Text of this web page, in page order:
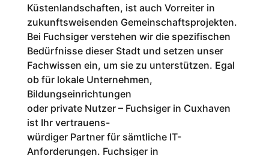
Küstenlandschaften, ist auch Vorreiter in
zukunftsweisenden Gemeinschaftsprojekten.
Bei Fuchsiger verstehen wir die spezifischen
Bedürfnisse dieser Stadt und setzen unser
Fachwissen ein, um sie zu unterstützen. Egal
ob für lokale Unternehmen,
Bildungseinrichtungen
oder private Nutzer – Fuchsiger in Cuxhaven
ist Ihr vertrauens-
würdiger Partner für sämtliche IT-
Anforderungen. Fuchsiger in